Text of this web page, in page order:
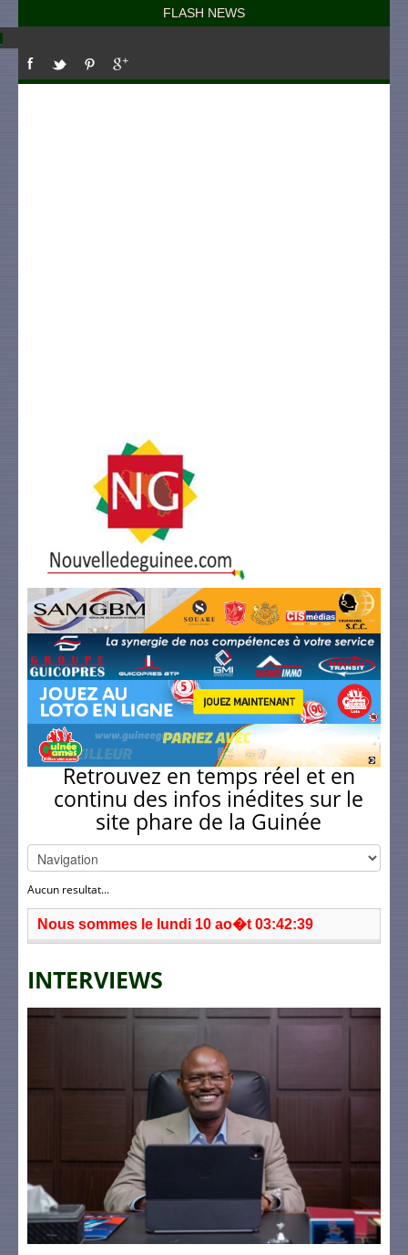
FLASH NEWS
Retrouvez en temps réel et en
continu des infos inédites sur le
site phare de la Guinée
Aucun resultat...
Nous sommes le lundi 10 ao�t 03:42:39
INTERVIEWS